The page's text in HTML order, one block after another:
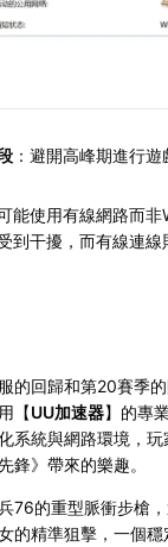
：避開高峰期進行
能使用有線網路而
到干擾，而有線連
的回歸和第20賽季
【UU加速器】的專
系統與網路環境，
鋒》帶來的樂趣。
76的重型脈衝步槍
的精準狙擊，一個